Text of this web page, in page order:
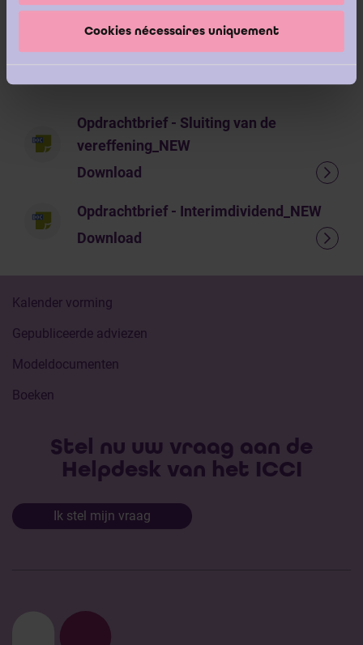
Cookies nécessaires uniquement
prestaties vindt u hier.
Daarnaast zijn de volgende voorbeelden eveneens
Opdrachtbrief - Sluiting van de
vereffening_NEW
Download
Opdrachtbrief - Interimdividend_NEW
Download
Kalender vorming
Gepubliceerde adviezen
Modeldocumenten
Boeken
Stel nu uw vraag aan de
Helpdesk van het ICCI
Ik stel mijn vraag